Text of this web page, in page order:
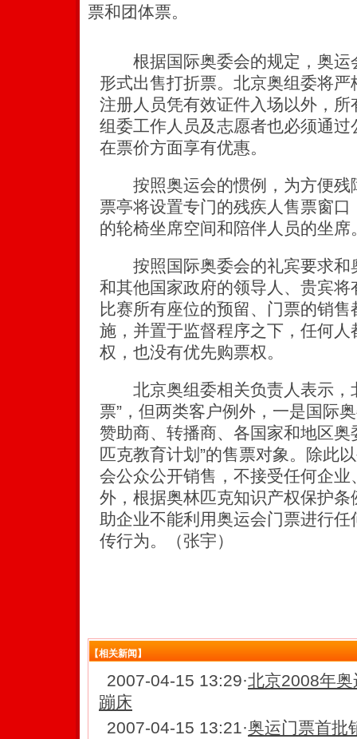
票和团体票。
根据国际奥委会的规定，奥运
形式出售打折票。北京奥组委将
注册人员凭有效证件入场以外，
组委工作人员及志愿者也必须通
在票价方面享有优惠。
按照奥运会的惯例，为方便残
票亭将设置专门的残疾人售票窗
的轮椅坐席空间和陪伴人员的坐席
按照国际奥委会的礼宾要求和
和其他国家政府的领导人、贵宾
比赛所有座位的预留、门票的销
施，并置于监督程序之下，任何
权，也没有优先购票权。
北京奥组委相关负责人表示，
票”，但两类客户例外，一是国际
赞助商、转播商、各国家和地区奥
匹克教育计划”的售票对象。除此
会公众公开销售，不接受任何企
外，根据奥林匹克知识产权保护
助企业不能利用奥运会门票进行
传行为。（张宇）
【相关新闻】
2007-04-15 13:29·北京2008年
蹦床
2007-04-15 13:21·奥运门票首批